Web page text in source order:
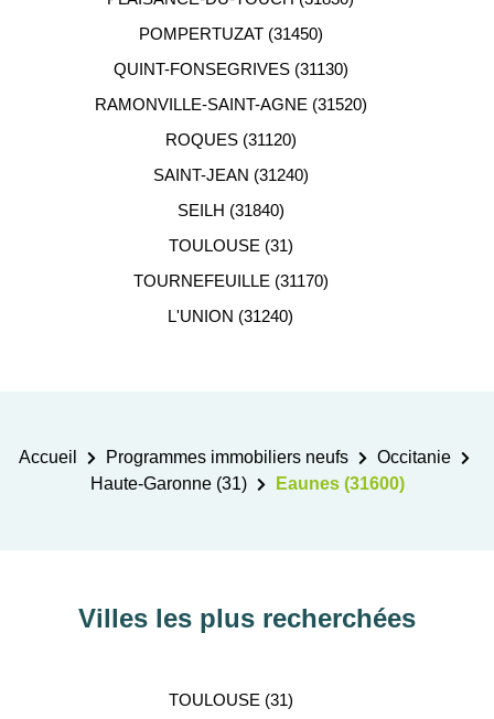
POMPERTUZAT (31450)
QUINT-FONSEGRIVES (31130)
RAMONVILLE-SAINT-AGNE (31520)
ROQUES (31120)
SAINT-JEAN (31240)
SEILH (31840)
TOULOUSE (31)
TOURNEFEUILLE (31170)
L'UNION (31240)
Accueil Programmes immobiliers neufs
Occitanie
Haute-Garonne (31)
Eaunes (31600)
Villes les plus recherchées
TOULOUSE (31)